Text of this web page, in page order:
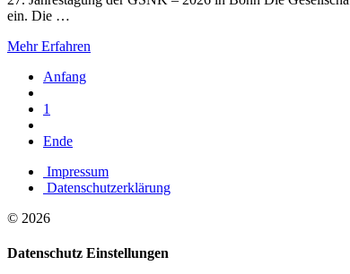
ein. Die …
Mehr Erfahren
Anfang
1
Ende
Impressum
Datenschutzerklärung
© 2026
Datenschutz Einstellungen